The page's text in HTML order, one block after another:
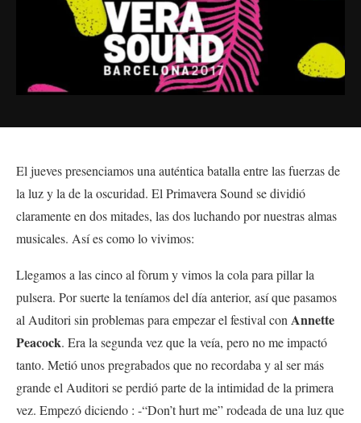
El jueves presenciamos una auténtica batalla entre las fuerzas de
la luz y la de la oscuridad. El Primavera Sound se dividió
claramente en dos mitades, las dos luchando por nuestras almas
musicales. Así es como lo vivimos:
Llegamos a las cinco al fòrum y vimos la cola para pillar la
pulsera. Por suerte la teníamos del día anterior, así que pasamos
al Auditori sin problemas para empezar el festival conAnnette
Peacock. Era la segunda vez que la veía, pero no me impactó
tanto. Metió unos pregrabados que no recordaba y al ser más
grande el Auditori se perdió parte de la intimidad de la primera
vez. Empezó diciendo : -“Don’t hurt me” rodeada de una luz que